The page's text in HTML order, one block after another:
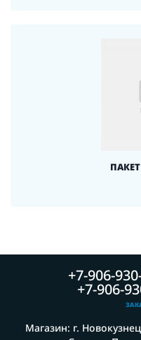
+7-906-
+7-906-
Магазин: г.